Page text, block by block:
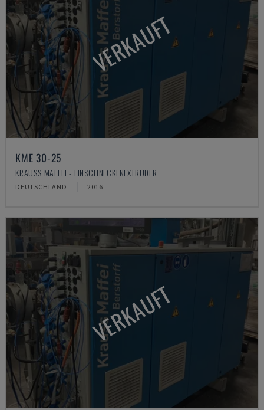
VERKAUFT
KME 30-25
KRAUSS MAFFEI - EINSCHNECKENEXTRUDER
DEUTSCHLAND 2016
VERKAUFT